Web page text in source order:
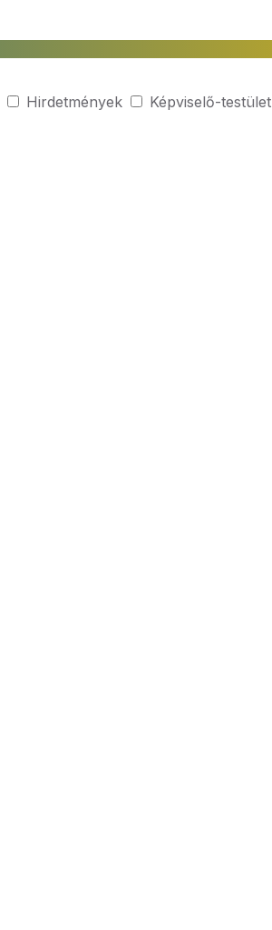
Hirdetmények Képviselő-testület